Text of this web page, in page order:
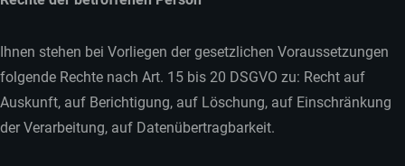
Ihnen stehen bei Vorliegen der gesetzlichen Voraussetzungen
folgende Rechte nach Art. 15 bis 20 DSGVO zu: Recht auf
Auskunft, auf Berichtigung, auf Löschung, auf Einschränkung
der Verarbeitung, auf Datenübertragbarkeit.